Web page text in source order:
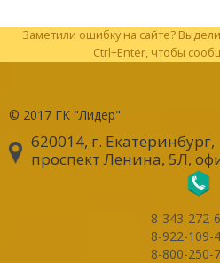
Заметили ошибку на сайте?
Ctrl+Enter, чтобы
© 2017 ГК "Лидер"
620014, г. Екатеринбург,
проспект Ленина, 5Л,
8-343-272-
8-922-109-
8-800-250-